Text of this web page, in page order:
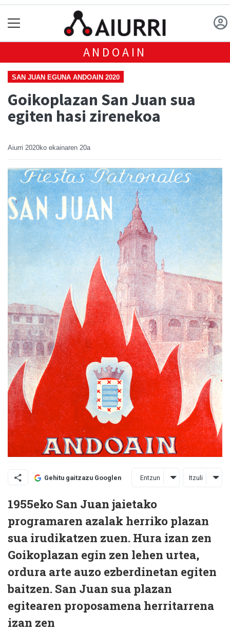
ANDOAIN
SAN JUAN EGUNA ANDOAIN 2020
Goikoplazan San Juan sua
egiten hasi zirenekoa
Aiurri 2020ko ekainaren 20a
Gehitu gaitzazu Googlen Entzun Itzuli
1955eko San Juan jaietako
programaren azalak herriko plazan
sua irudikatzen zuen. Hura izan zen
Goikoplazan egin zen lehen urtea,
ordura arte auzo ezberdinetan egiten
baitzen. San Juan sua plazan
egitearen proposamena herritarrena
izan zen